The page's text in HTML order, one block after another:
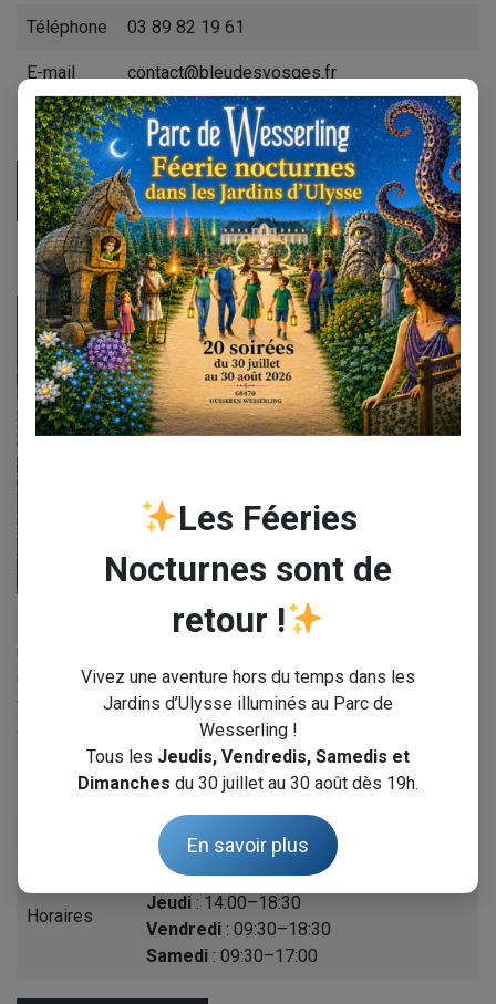
Téléphone 03 89 82 19 61
E-mail contact@bleudesvosges.fr
Horaires Lundi au samedi: 9h-12h / 13h30 – 18h30
Site web
Magasin fermier
Nommé « Saveurs et Couleurs de la Montagne » il est un
magasin de produits fermiers né d’une belle rencontre entre
une association locale et des agriculteurs de la montagne
vosgienne. Vous y retrouverez des produits de montagne
et de saisons : fromages frais, charcuteries, pains, miel, etc.
Téléphone 03 89 39 14 43
7 Rue de l’Usine, 68470 Fellering
Horaires
Lundi, mardi et mercredi :
Jeudi : 14:00–18:30
Vendredi : 09:30–18:30
Samedi : 09:30–17:00
Les Féeries
Nocturnes sont de
retour !
Vivez une aventure hors du temps dans les
Jardins d’Ulysse illuminés au Parc de
Wesserling !
Tous les Jeudis, Vendredis, Samedis et
Dimanches du 30 juillet au 30 août dès 19h.
En savoir plus